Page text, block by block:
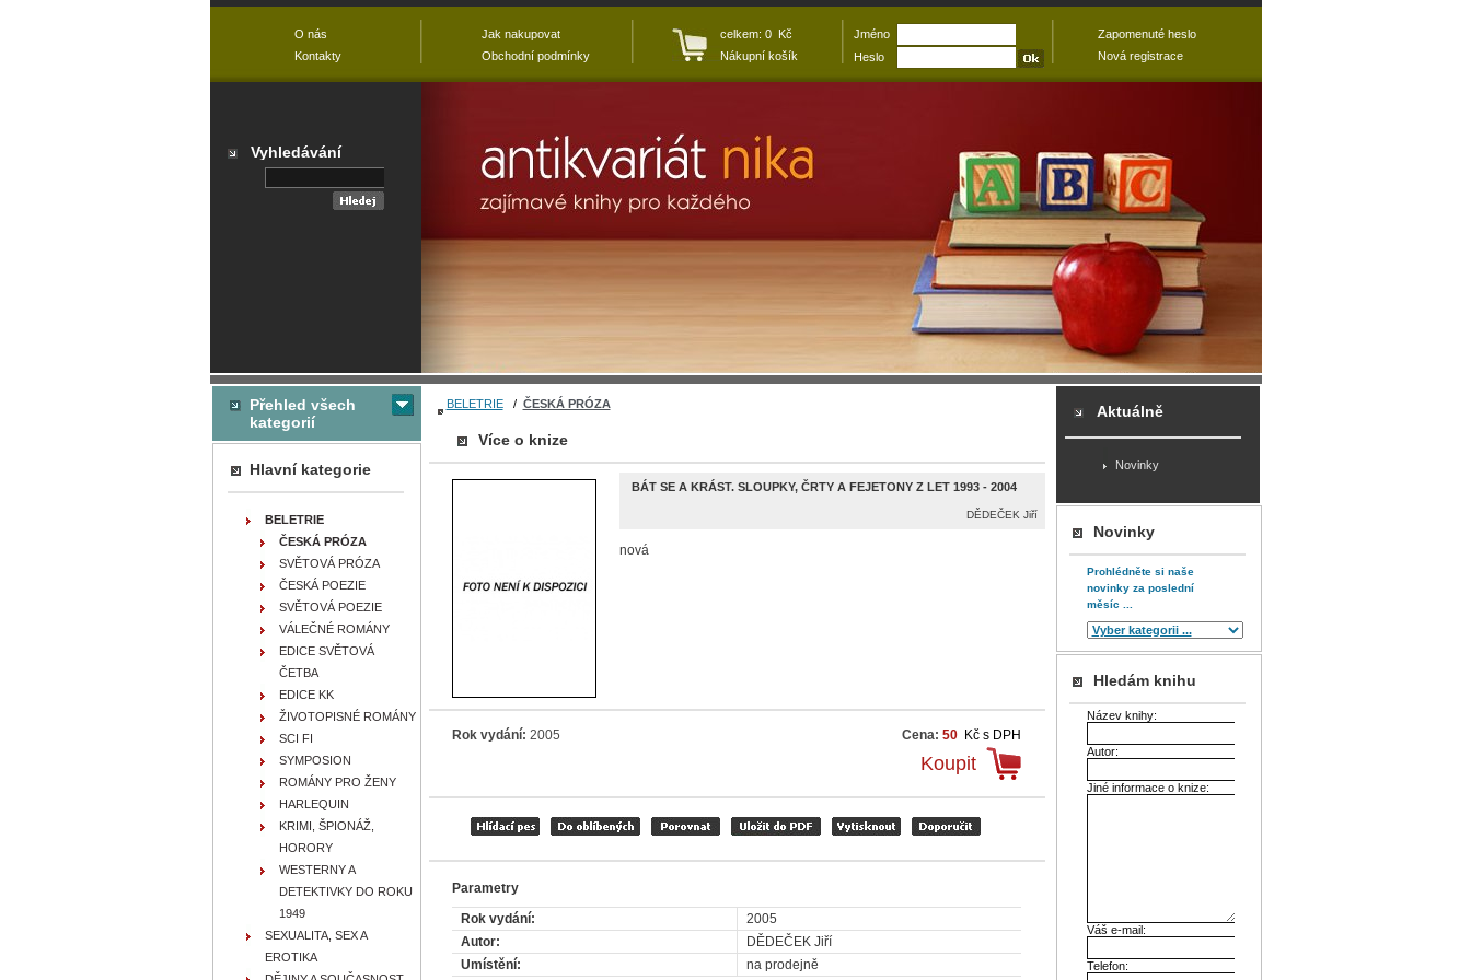
BELETRIE/ ČESKÁ PRÓZA
Více o knize
BÁT SE A KRÁST. SLOUPKY, ČRTY A FEJETONY Z LET 1993 - 2004
DĚDEČEK Jiří
nová
Rok vydání: 2005 Cena: 50 Kč s DPH
Koupit
Parametry
Rok vydání:
2005
Autor:
DĚDEČEK Jiří
Umístění:
na prodejně
Přehled všech
kategorií
Hlavní kategorie
BELETRIE
ČESKÁ PRÓZA
SVĚTOVÁ PRÓZA
ČESKÁ POEZIE
SVĚTOVÁ POEZIE
VÁLEČNÉ ROMÁNY
EDICE SVĚTOVÁ
ČETBA
EDICE KK
ŽIVOTOPISNÉ ROMÁNY
SCI FI
SYMPOSION
ROMÁNY PRO ŽENY
HARLEQUIN
KRIMI, ŠPIONÁŽ,
HORORY
WESTERNY A
DETEKTIVKY DO ROKU
1949
SEXUALITA, SEX A
EROTIKA
Aktuálně
Novinky
Novinky
Prohlédněte si naše
novinky za poslední
měsíc ...
Hledám knihu
Název knihy:
Autor:
Jiné informace o knize:
Váš e-mail:
Telefon:
O nás
Kontakty
Jak nakupovat
Obchodní podmínky
celkem: 0 Kč
Nákupní košík
Jméno
Heslo
Zapomenuté heslo
Nová registrace
Vyhledávání